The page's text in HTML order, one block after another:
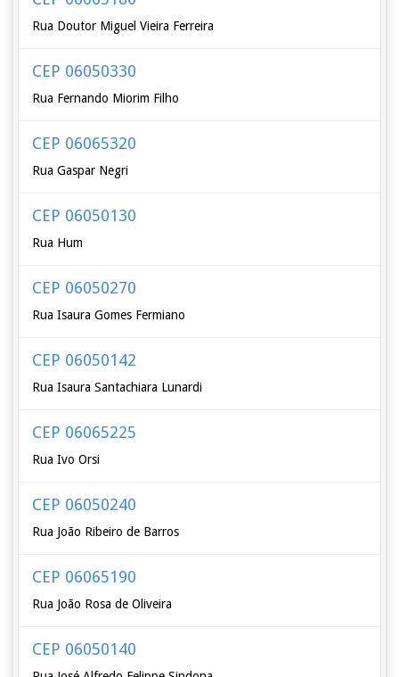
Rua Doutor Miguel Vieira Ferreira
CEP 06050330
Rua Fernando Miorim Filho
CEP 06065320
Rua Gaspar Negri
CEP 06050130
Rua Hum
CEP 06050270
Rua Isaura Gomes Fermiano
CEP 06050142
Rua Isaura Santachiara Lunardi
CEP 06065225
Rua Ivo Orsi
CEP 06050240
Rua João Ribeiro de Barros
CEP 06065190
Rua João Rosa de Oliveira
CEP 06050140